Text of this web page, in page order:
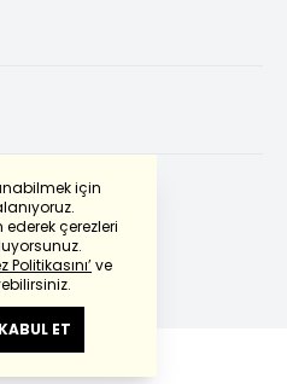
için
çerezleri
Politikasını’ve
KABUL ET
kullanılmıştır.
haberturk.com